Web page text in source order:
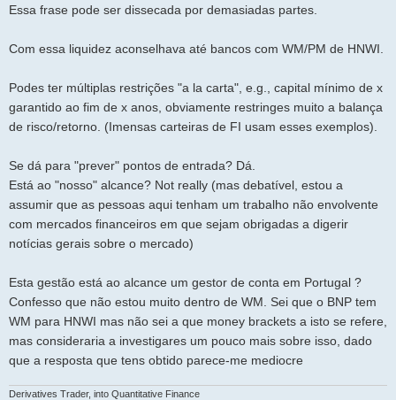
Essa frase pode ser dissecada por demasiadas partes.
Com essa liquidez aconselhava até bancos com WM/PM de HNWI.
Podes ter múltiplas restrições "a la carta", e.g., capital mínimo de x
garantido ao fim de x anos, obviamente restringes muito a balança
de risco/retorno. (Imensas carteiras de FI usam esses exemplos).
Se dá para "prever" pontos de entrada? Dá.
Está ao "nosso" alcance? Not really (mas debatível, estou a
assumir que as pessoas aqui tenham um trabalho não envolvente
com mercados financeiros em que sejam obrigadas a digerir
notícias gerais sobre o mercado)
Esta gestão está ao alcance um gestor de conta em Portugal ?
Confesso que não estou muito dentro de WM. Sei que o BNP tem
WM para HNWI mas não sei a que money brackets a isto se refere,
mas consideraria a investigares um pouco mais sobre isso, dado
que a resposta que tens obtido parece-me mediocre
Derivatives Trader, into Quantitative Finance